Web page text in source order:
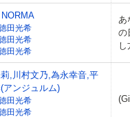
田光希
田光希
田光希
あ
の
,川村文乃,為永幸音,平
アンジュルム)
田光希
田光希